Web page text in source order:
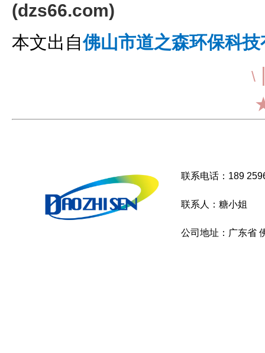
(dzs66.com)
本文出自佛山市道之森环保科
\
联系电话：189
联系人：糖小姐
公司地址：广东省